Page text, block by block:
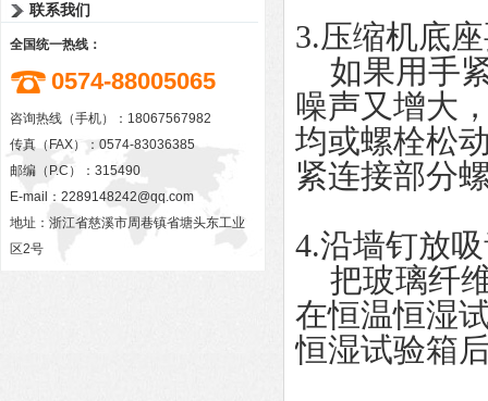
联系我们
全国统一热线：
0574-88005065
咨询热线（手机）：18067567982
传真（FAX）：0574-83036385
邮编（P.C）：315490
E-mail： 2289148242@qq.com
地址：浙江省慈溪市周巷镇省塘头东工业
区2号
3.压缩机底
如果用手
噪声又增大
均或螺栓松
紧连接部分
4.沿墙钉放
把玻璃纤
在恒温恒湿
恒湿试验箱